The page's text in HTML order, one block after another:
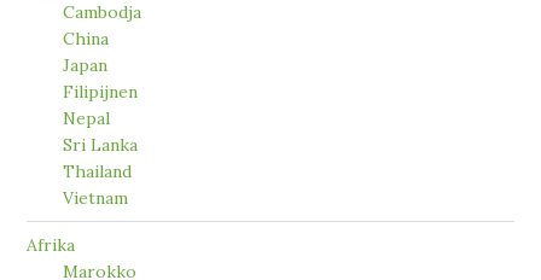
Cambodja
China
Japan
Filipijnen
Nepal
Sri Lanka
Thailand
Vietnam
Afrika
Marokko